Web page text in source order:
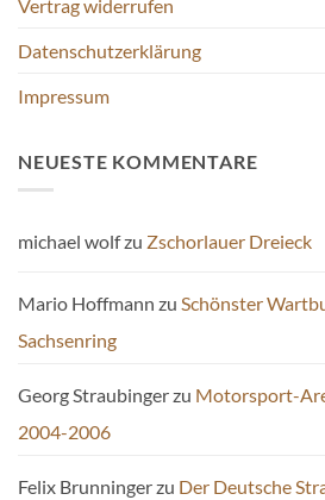
Vertrag widerrufen
Datenschutzerklärung
Impressum
NEUESTE KOMMENTARE
michael wolfzu Zschorlauer Dreieck
Mario Hoffmann zu Schönster
Sachsenring
Georg Straubingerzu Motorsport-
2004-2006
Felix Brunningerzu Der Deutsche